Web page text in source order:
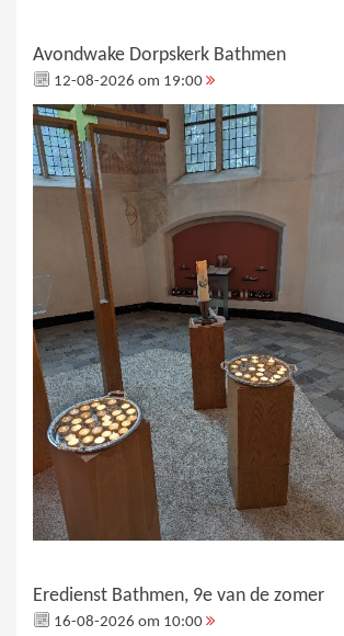
Avondwake Dorpskerk Bathmen
12-08-2026 om 19:00
Eredienst Bathmen, 9e van de zomer
16-08-2026 om 10:00